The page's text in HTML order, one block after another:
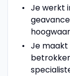
Je werkt
Je maakt